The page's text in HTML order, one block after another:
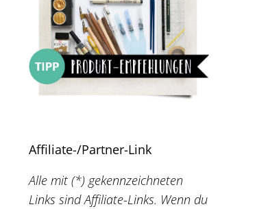
Affiliate-/Partner-Link
Alle mit (*) gekennzeichneten
Links sind Affiliate-Links. Wenn du